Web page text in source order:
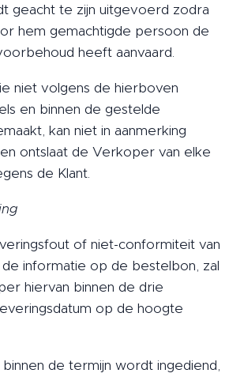
geacht te zijn uitgevoerd zodra
hem gemachtigde persoon de
heeft aanvaard.
niet volgens de hierboven
en binnen de gestelde
kan niet in aanmerking
ontslaat de Verkoper van elke
de Klant.
of niet-conformiteit van
informatie op de bestelbon, zal
hiervan binnen de drie
op de hoogte
de termijn wordt ingediend,